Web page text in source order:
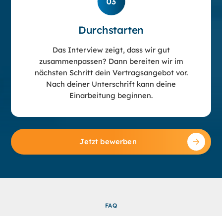
Durchstarten
Das Interview zeigt, dass wir gut
zusammenpassen? Dann bereiten wir im
nächsten Schritt dein Vertragsangebot vor.
Nach deiner Unterschrift kann deine
Einarbeitung beginnen.
Jetzt bewerben
FAQ